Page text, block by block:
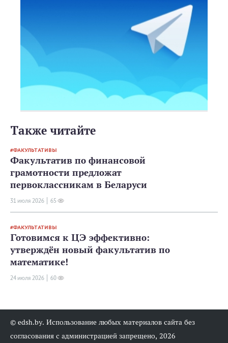
Также читайте
ФАКУЛЬТАТИВЫ
Факультатив по финансовой
грамотности предложат
первоклассникам в Беларуси
31 июля 2026 65
ФАКУЛЬТАТИВЫ
Готовимся к ЦЭ эффективно:
утверждён новый факультатив по
математике!
24 июля 2026 60
© edsh.by. Использование любых материалов сайта без
согласования с администрацией запрещено, 2026